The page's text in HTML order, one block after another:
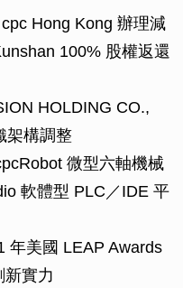
Hong Kong 辦理減
100% 股權返還
HOLDING CO.,
架構調整
微型六軸機械
軟體型 PLC／IDE 平
年美國 LEAP Awards
新實力